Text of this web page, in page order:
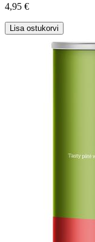
4,95 €
Lisa ostukorvi